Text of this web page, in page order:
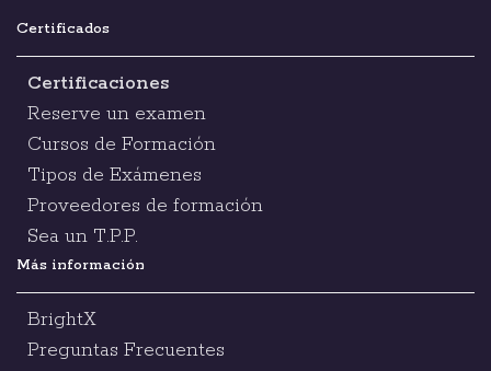
Certificados
Certificaciones
Reserve un examen
Cursos de Formación
Tipos de Exámenes
Proveedores de formación
Sea un T.P.P.
Más información
BrightX
Preguntas Frecuentes